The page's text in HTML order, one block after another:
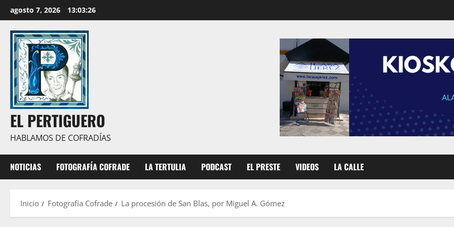
al
contenido
agosto 7, 2026 13:03:27
EL PERTIGUERO
HABLAMOS DE COFRADÍAS
NOTICIAS FOTOGRAFÍA COFRADE LA TERTULIA PODCAST EL PRESTE VIDEOS LA CALLE
Inicio Fotografía Cofrade La procesión de San Blas, por Miguel A. Gómez